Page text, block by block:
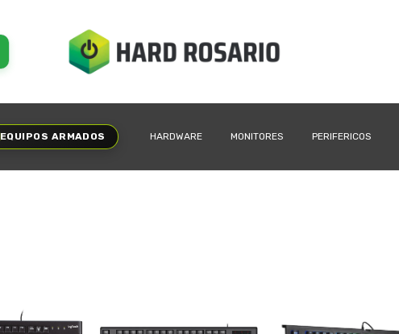
EQUIPOS ARMADOS HARDWARE MONITORES PERIFERICOS